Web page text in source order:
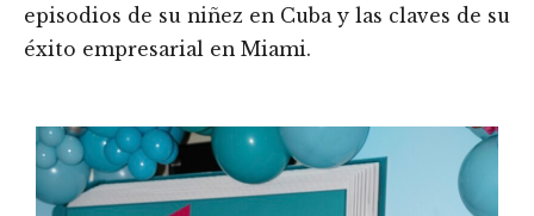
episodios de su niñez en Cuba y las claves de su
éxito empresarial en Miami.